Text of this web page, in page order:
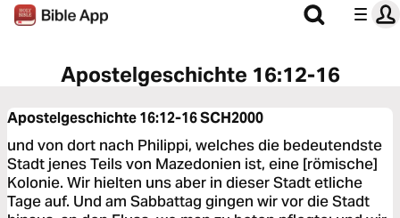
Apostelgeschichte 16:12-16
Apostelgeschichte 16:12-16SCH2000
und von dort nach Philippi, welches die bedeutendste
Stadt jenes Teils von Mazedonien ist, eine [römische]
Kolonie. Wir hielten uns aber in dieser Stadt etliche
Tage auf. Und am Sabbattag gingen wir vor die Stadt